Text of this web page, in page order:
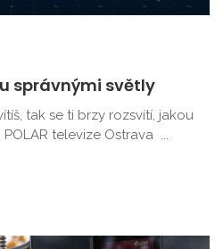
správnými světly
tak se ti brzy rozsvítí, jakou
televize Ostrava ...